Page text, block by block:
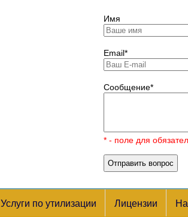
Имя
Email*
Сообщение*
* - поле для
Услуги по утилизации Лицензии